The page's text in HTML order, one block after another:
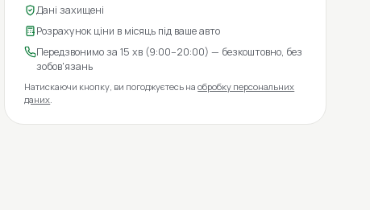
Дані захищені
Розрахунок ціни в місяць під ваше авто
Передзвонимо за 15 хв (9:00–20:00) — безкоштовно, без
зобов'язань
Натискаючи кнопку, ви погоджуєтесь наобробку персональних
даних